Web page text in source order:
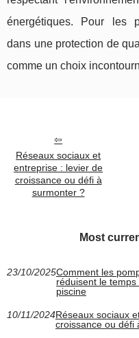
énergétiques. Pour les
dans une protection de
comme un choix
Réseaux sociaux et
entreprise : levier de
croissance ou défi à
surmonter ?
Most
23/10/2025Comment les
réduisent le
piscine
10/11/2024Réseaux sociaux
croissance ou défi